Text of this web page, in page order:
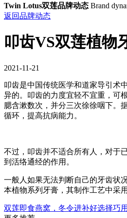
Twin Lotus双莲品牌动态 Brand
返回品牌动态
叩齿VS双莲植物
2021-11-21
叩齿是中国传统医学和道家导引术
异的。叩齿的力度宜轻不宜重，可
腮含漱数次，并分三次徐徐咽下。
循环，提高抗病能力。
不过，叩齿并不适合所有人，对于
到活络通经的作用。
一般人如果无法判断自己的牙齿状
本植物系列牙膏，其制作工艺中采
双莲即食燕窝，冬令进补好选择巧